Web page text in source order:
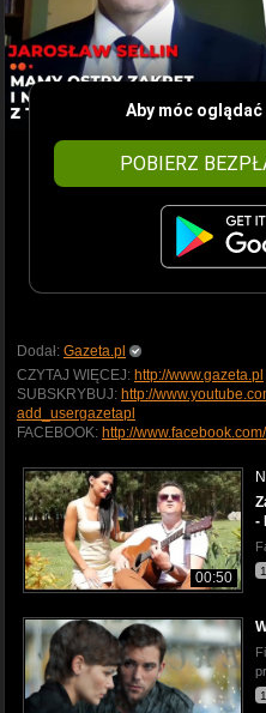
Aby móc
POBIERZ
Dodał: Gazeta.pl
CZYTAJ WIĘCEJ: http://www.gazeta.pl
SUBSKRYBUJ: http://
add_usergazetapl
FACEBOOK: http://
00:50
-